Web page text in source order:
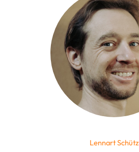
Lennart Schütz